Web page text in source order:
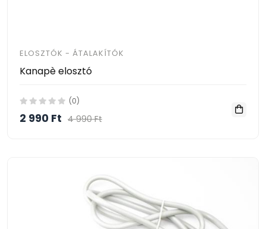
ELOSZTÓK - ÁTALAKÍTÓK
Kanapè elosztó
(0)
2 990 Ft 4 990 Ft